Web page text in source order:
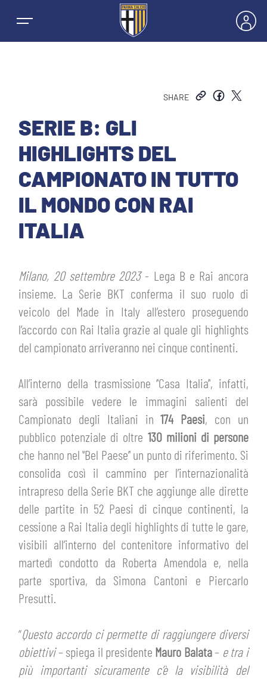
NEWS
SQUADRE
PRIMA SQUADRA MASCHILE
PRIMA SQUADRA FEMMINILE
GIOVANILE FEMMINILE
STAGIONE
MASCHILE
FEMMINILE
ABBONAMENTI
INFO BIGLIETTI
MUSEUM CLUB EXPERIENCE
TARDINI CARD
INFORMAZIONI ACCREDITI
TRASFERTE
TICKET GIFT CARD
SHOP
HOSPITALITY
HOSPITALITY
MUSEUM CLUB EXPERIENCE
IL CLUB
ORGANIGRAMMA
STORIA
MUTTI TRAINING CENTER
STORE
MUSEO
LAVORA CON NOI
FLASH NEWS
STADIO TARDINI
PLAY GREEN
CSR
LEGENDS
SHARE
SERIE B: GLI
HIGHLIGHTS DEL
CAMPIONATO IN TUTTO
IL MONDO CON RAI
ITALIA
Milano, 20 settembre 2023- Lega B e Rai ancora
insieme. La Serie BKT conferma il suo ruolo di
veicolo del Made in Italy all’estero proseguendo
l’accordo con Rai Italia grazie al quale gli highlights
del campionato arriveranno nei cinque continenti.
All’interno della trasmissione ‘'Casa Italia’', infatti,
sarà possibile vedere le immagini salienti del
Campionato degli Italiani in174 Paesi, con un
pubblico potenziale di oltre 130 milioni di persone
che hanno nel '‘Bel Paese’' un punto di riferimento. Si
consolida così il cammino per l’internazionalità
intrapreso della Serie BKT che aggiunge alle dirette
delle partite in 52 Paesi di cinque continenti, la
cessione a Rai Italia degli highlights di tutte le gare,
visibili all’interno del contenitore informativo del
martedì condotto da Roberta Amendola e, nella
parte sportiva, da Simona Cantoni e Piercarlo
Presutti.
“Questo accordo ci permette di raggiungere diversi
obiettivi– spiega il presidente Mauro Balata– e tra i
più importanti sicuramente c’è la visibilità del